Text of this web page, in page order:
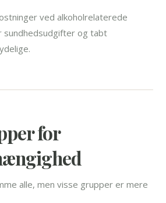
ved alkoholrelaterede
sundhedsudgifter og tabt
for
alle, men visse grupper er mere